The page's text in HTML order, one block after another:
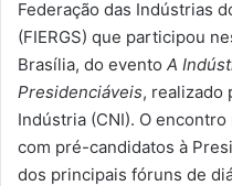
Federação das Indústrias
(FIERGS) que participou
Brasília, do evento A
Presidenciáveis, realizado
Indústria (CNI). O
com pré-candidatos à
dos principais fóruns de